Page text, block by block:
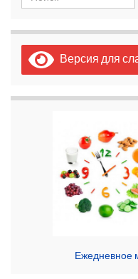
Версия для
Ежедневное